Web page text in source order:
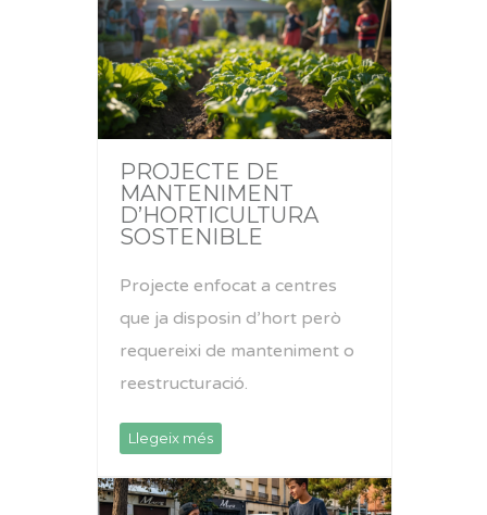
PROJECTE DE
MANTENIMENT
D’HORTICULTURA
SOSTENIBLE
Projecte enfocat a centres
que ja disposin d’hort però
requereixi de manteniment o
reestructuració.
Llegeix més